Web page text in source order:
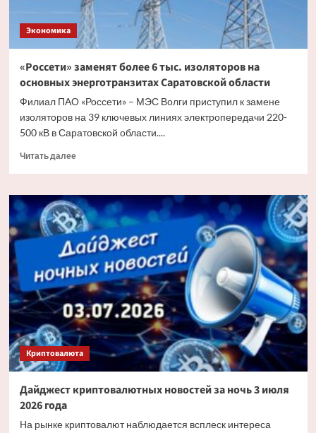
валюты
Экономика
«Россети» заменят более 6 тыс. изоляторов на
основных энерготранзитах Саратовской области
Филиал ПАО «Россети» – МЭС Волги приступил к замене
изоляторов на 39 ключевых линиях электропередачи 220-
500 кВ в Саратовской области....
Читать далееПрочитать
«Россети»
заменят
более
6
тыс.
изоляторов
на
основных
энерготранзитах
Саратовской
области
Криптовалюта
Дайджест криптовалютных новостей за ночь 3 июля
2026 года
На рынке криптовалют наблюдается всплеск интереса